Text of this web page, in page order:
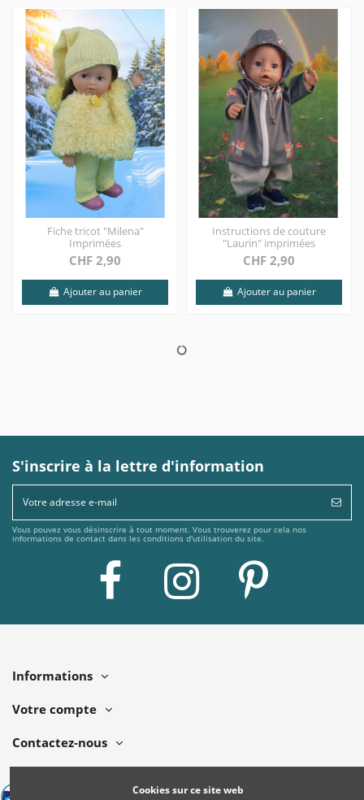
Fiche tricot "Milena"
Imprimées
CHF 2,90
Ajouter au panier
Instructions de couture
"Laurin" imprimées
CHF 2,90
Ajouter au panier
S'inscrire à la lettre d'information
Vous pouvez vous désinscrire à tout moment. Vous trouverez pour cela nos
informations de contact dans les conditions d'utilisation du site.
Informations
Votre compte
Contactez-nous
Cookies sur ce site web